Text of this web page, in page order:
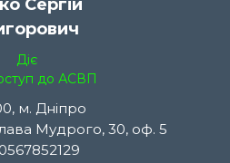
Сергій
Діє
до АСВП
м. Дніпро
Мудрого, 30, оф. 5